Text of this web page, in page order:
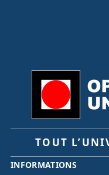
TOUT
INFORMATIONS